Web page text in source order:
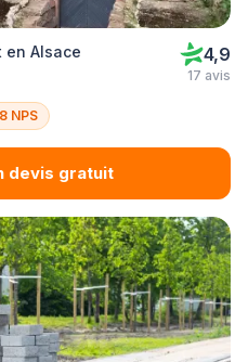
en Alsace 4,9
17 avis
NPS
devis gratuit